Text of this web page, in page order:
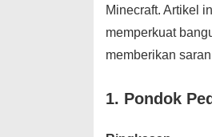
Minecraft. Artikel
memperkuat
memberikan
1. Pondok